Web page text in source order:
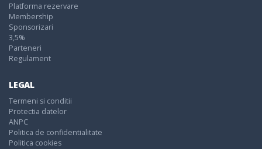
Platforma rezervare
Membership
Sponsorizari
3,5%
Parteneri
Regulament
LEGAL
Termeni si conditii
Protectia datelor
ANPC
Politica de confidentialitate
Politica cookies